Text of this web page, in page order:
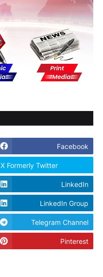
Facebook
X Formerly Twitter
LinkedIn
LinkedIn Group
Telegram Channel
Pinterest